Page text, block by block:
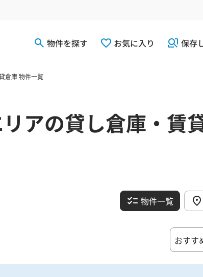
物件を探す お気に入り 保存
倉庫 物件一覧
アの貸し倉庫・賃
物件一覧